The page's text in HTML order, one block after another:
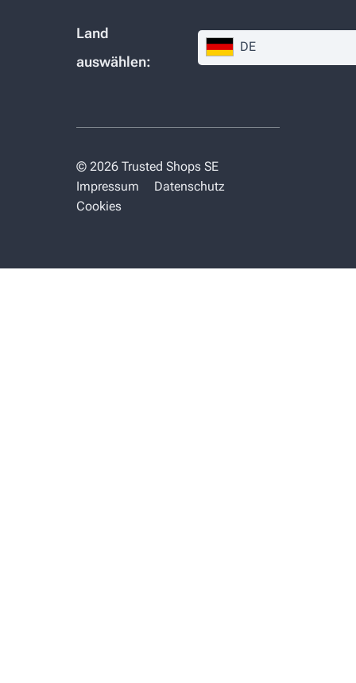
Land
auswählen:
DE
© 2026 Trusted Shops SE
Impressum
Datenschutz
Cookies